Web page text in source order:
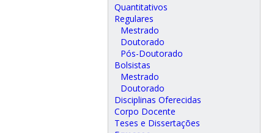
Quantitativos
Regulares
Mestrado
Doutorado
Pós-Doutorado
Bolsistas
Mestrado
Doutorado
Disciplinas Oferecidas
Corpo Docente
Teses e Dissertações